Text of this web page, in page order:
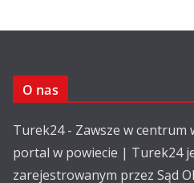
O nas
Turek24 - Zawsze w
portal w powiecie | Turek24
zarejestrowanym przez Sąd